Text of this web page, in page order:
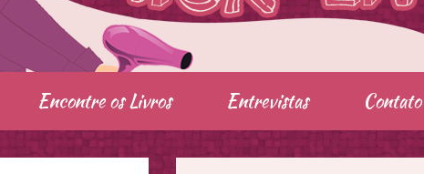
Encontre os Livros Entrevistas Contato